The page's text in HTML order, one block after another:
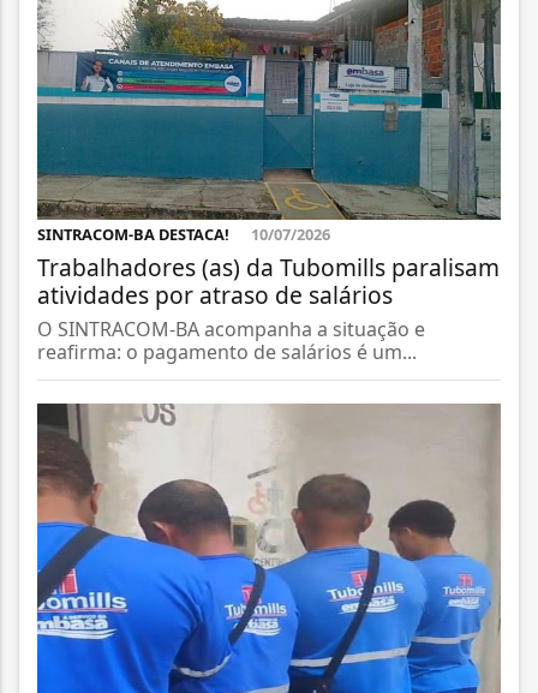
SINTRACOM-BA DESTACA! 10/07/2026
Trabalhadores (as) da Tubomills paralisam
atividades por atraso de salários
O SINTRACOM-BA acompanha a situação e
reafirma: o pagamento de salários é um...